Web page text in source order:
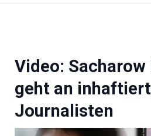
Video:
geht an
Journalisten